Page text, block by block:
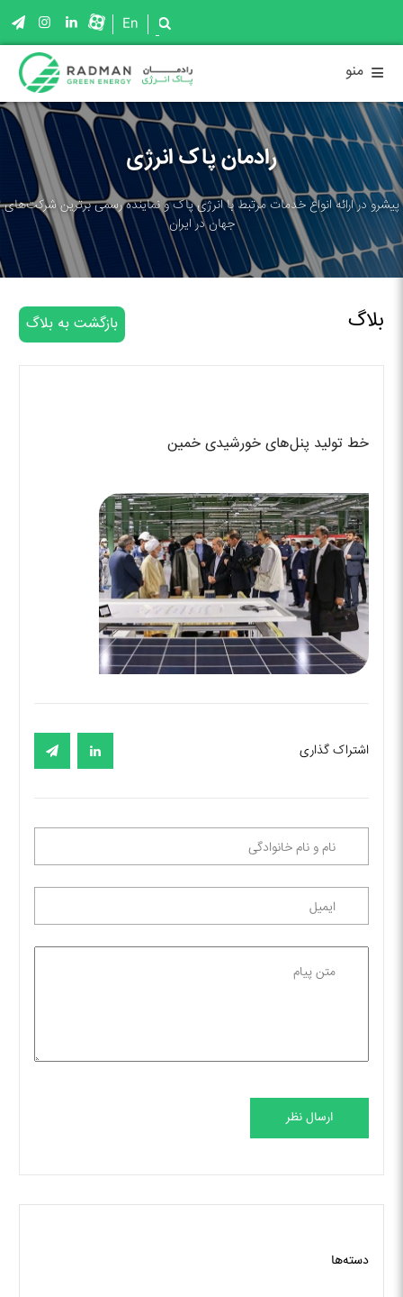
En
≡ منو
رادمان پاک انرژی
پیشرو در ارائه انواع خدمات مرتبط با انرژی پاک و نماینده رسمی برترین شرکت‌های
جهان در ایران
بلاگ بازگشت به بلاگ
خط تولید پنل‌های خورشیدی خمین
اشتراک گذاری
ارسال نظر
دسته‌ها